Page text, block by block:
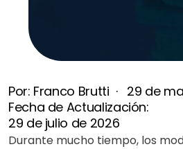
Durante mucho tiempo, los
Por: Franco Brutti
  ·
29 de
Fecha de Actualización:
29 de julio de 2026